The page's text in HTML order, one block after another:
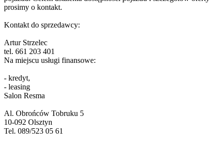
prosimy o kontakt.
Kontakt do sprzedawcy:
Artur Strzelec
tel. 661 203 401
Na miejscu usługi finansowe:
- kredyt,
- leasing
Salon Resma
Al. Obrońców Tobruku 5
10-092 Olsztyn
Tel. 089/523 05 61